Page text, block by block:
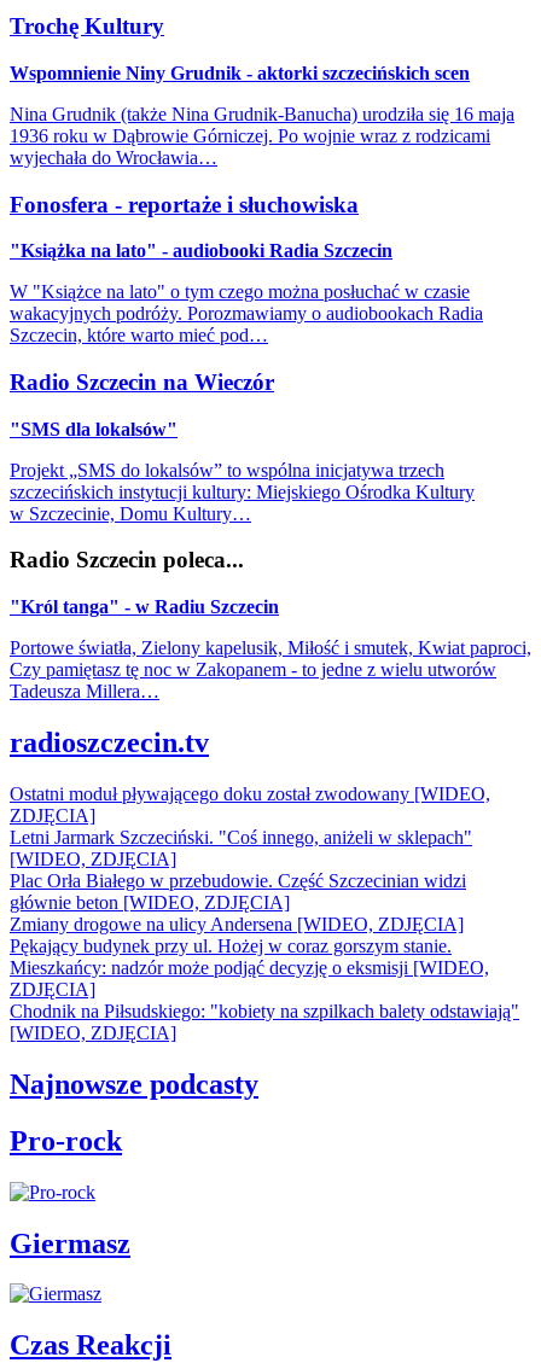
Trochę Kultury
Wspomnienie Niny Grudnik - aktorki szczecińskich scen
Nina Grudnik (także Nina Grudnik-Banucha) urodziła się 16 maja
1936 roku w Dąbrowie Górniczej. Po wojnie wraz z rodzicami
wyjechała do Wrocławia…
Fonosfera - reportaże i słuchowiska
"Książka na lato" - audiobooki Radia Szczecin
W "Książce na lato" o tym czego można posłuchać w czasie
wakacyjnych podróży. Porozmawiamy o audiobookach Radia
Szczecin, które warto mieć pod…
Radio Szczecin na Wieczór
"SMS dla lokalsów"
Projekt „SMS do lokalsów” to wspólna inicjatywa trzech
szczecińskich instytucji kultury: Miejskiego Ośrodka Kultury
w Szczecinie, Domu Kultury…
Radio Szczecin poleca...
"Król tanga" - w Radiu Szczecin
Portowe światła, Zielony kapelusik, Miłość i smutek, Kwiat paproci,
Czy pamiętasz tę noc w Zakopanem - to jedne z wielu utworów
Tadeusza Millera…
radioszczecin.tv
Ostatni moduł pływającego doku został zwodowany [WIDEO,
ZDJĘCIA]
Letni Jarmark Szczeciński. "Coś innego, aniżeli w sklepach"
[WIDEO, ZDJĘCIA]
Plac Orła Białego w przebudowie. Część Szczecinian widzi
głównie beton [WIDEO, ZDJĘCIA]
Zmiany drogowe na ulicy Andersena [WIDEO, ZDJĘCIA]
Pękający budynek przy ul. Hożej w coraz gorszym stanie.
Mieszkańcy: nadzór może podjąć decyzję o eksmisji [WIDEO,
ZDJĘCIA]
Chodnik na Piłsudskiego: "kobiety na szpilkach balety odstawiają"
[WIDEO, ZDJĘCIA]
Najnowsze podcasty
Pro-rock
Giermasz
Czas Reakcji